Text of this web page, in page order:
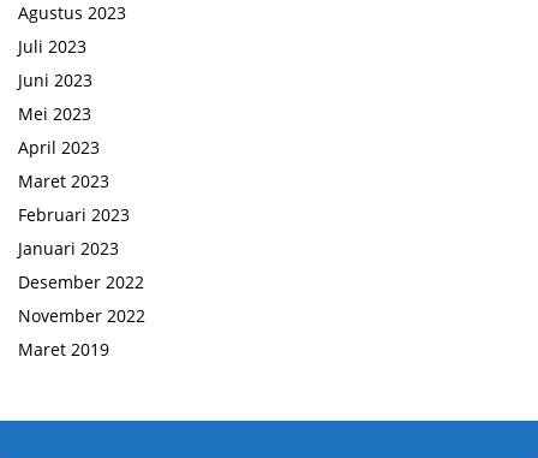
Agustus 2023
Juli 2023
Juni 2023
Mei 2023
April 2023
Maret 2023
Februari 2023
Januari 2023
Desember 2022
November 2022
Maret 2019